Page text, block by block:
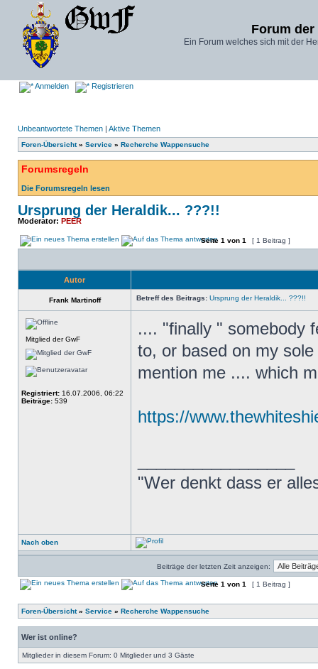
Forum
Ein Forum welches sich mit der
Anmelden Registrieren
Unbeantwortete Themen | Aktive Themen
Foren-Übersicht» Service » Recherche Wappensuche
Forumsregeln
Die Forumsregeln lesen
Ursprung der Heraldik... ???!!
Moderator: PEER
Seite 1 von 1 [ 1 Beitrag ]
Autor
Frank Martinoff Betreff des Beitrags: Ursprung der Heraldik... ???!!
Mitglied der GwF
Registriert: 16.07.2006, 06:22
Beiträge: 539
.... "finally " somebody
to, or based on my
mention me .... which
https://
"Wer denkt dass er
Nach oben
Beiträge der letzten Zeit anzeigen:
Seite 1 von 1 [ 1 Beitrag ]
Foren-Übersicht» Service » Recherche Wappensuche
Wer ist online?
Mitglieder in diesem Forum: 0 Mitglieder und 3 Gäste